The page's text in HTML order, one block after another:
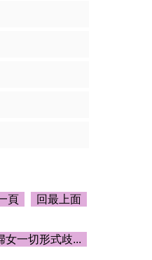
頁 回最上面
女一切形式歧...